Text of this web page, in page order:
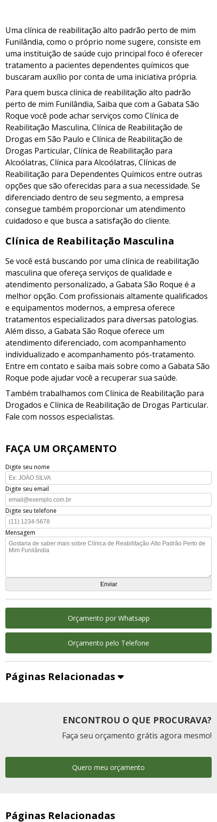
Uma clínica de reabilitação alto padrão perto de mim
Funilândia, como o próprio nome sugere, consiste em
uma instituição de saúde cujo principal foco é oferecer
tratamento a pacientes dependentes químicos que
buscaram auxílio por conta de uma iniciativa própria.
Para quem busca clínica de reabilitação alto padrão
perto de mim Funilândia, Saiba que com a Gabata São
Roque você pode achar serviços como Clínica de
Reabilitação Masculina, Clínica de Reabilitação de
Drogas em São Paulo e Clínica de Reabilitação de
Drogas Particular, Clínica de Reabilitação para
Alcoólatras, Clínica para Alcoólatras, Clínicas de
Reabilitação para Dependentes Químicos entre outras
opções que são oferecidas para a sua necessidade. Se
diferenciado dentro de seu segmento, a empresa
consegue também proporcionar um atendimento
cuidadoso e que busca a satisfação do cliente.
Clínica de Reabilitação Masculina
Se você está buscando por uma clínica de reabilitação
masculina que ofereça serviços de qualidade e
atendimento personalizado, a Gabata São Roque é a
melhor opção. Com profissionais altamente qualificados
e equipamentos modernos, a empresa oferece
tratamentos especializados para diversas patologias.
Além disso, a Gabata São Roque oferece um
atendimento diferenciado, com acompanhamento
individualizado e acompanhamento pós-tratamento.
Entre em contato e saiba mais sobre como a Gabata São
Roque pode ajudar você a recuperar sua saúde.
Também trabalhamos com Clínica de Reabilitação para
Drogados e Clínica de Reabilitação de Drogas Particular.
Fale com nossos especialistas.
FAÇA UM ORÇAMENTO
Digite seu nome
Digite seu email
Digite seu telefone
Mensagem
Orçamento por Whatsapp
Orçamento pelo Telefone
Páginas Relacionadas
ENCONTROU O QUE PROCURAVA?
Faça seu orçamento grátis agora mesmo!
Quero meu orçamento
Páginas Relacionadas